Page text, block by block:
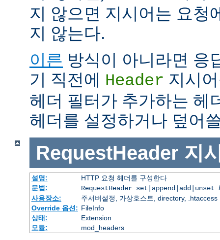
지 않으면 지시어는 요청
지 않는다.
이른 방식이 아니라면 응
기 직전에 Header 지시
헤더 필터가 추가하는 헤
헤더를 설정하거나 덮어
RequestHeader 지
설명:
HTTP 요청 헤더를 구성한다
문법:
RequestHeader set|append|add|unset
사용장소:
주서버설정, 가상호스트, directory, .htaccess
Override 옵션: FileInfo
상태:
Extension
모듈:
mod_headers